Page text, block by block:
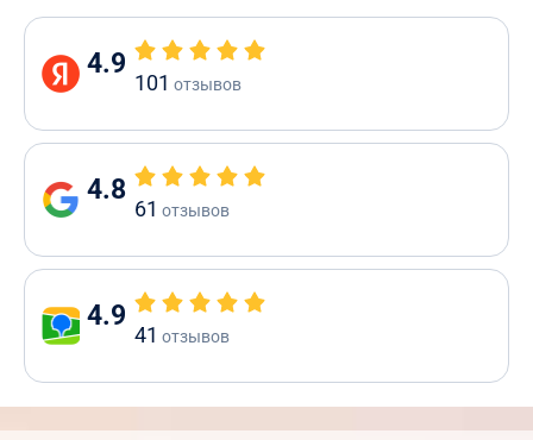
4.9
101 отзывов
4.8
61 отзывов
4.9
41 отзывов